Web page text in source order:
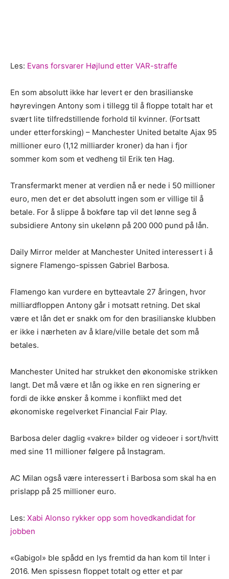
Les: Evans forsvarer Højlund etter VAR-straffe
En som absolutt ikke har levert er den brasilianske
høyrevingen Antony som i tillegg til å floppe totalt har et
svært lite tilfredstillende forhold til kvinner. (Fortsatt
under etterforsking) – Manchester United betalte Ajax 95
millioner euro (1,12 milliarder kroner) da han i fjor
sommer kom som et vedheng til Erik ten Hag.
Transfermarkt mener at verdien nå er nede i 50 millioner
euro, men det er det absolutt ingen som er villige til å
betale. For å slippe å bokføre tap vil det lønne seg å
subsidiere Antony sin ukelønn på 200 000 pund på lån.
Daily Mirror melder at Manchester United interessert i å
signere Flamengo-spissen Gabriel Barbosa.
Flamengo kan vurdere en bytteavtale 27 åringen, hvor
milliardfloppen Antony går i motsatt retning. Det skal
være et lån det er snakk om for den brasilianske klubben
er ikke i nærheten av å klare/ville betale det som må
betales.
Manchester United har strukket den økonomiske strikken
langt. Det må være et lån og ikke en ren signering er
fordi de ikke ønsker å komme i konflikt med det
økonomiske regelverket Financial Fair Play.
Barbosa deler daglig «vakre» bilder og videoer i sort/hvitt
med sine 11 millioner følgere på Instagram.
AC Milan også være interessert i Barbosa som skal ha en
prislapp på 25 millioner euro.
Les: Xabi Alonso rykker opp som hovedkandidat for
jobben
«Gabigol» ble spådd en lys fremtid da han kom til Inter i
2016. Men spissesn floppet totalt og etter et par